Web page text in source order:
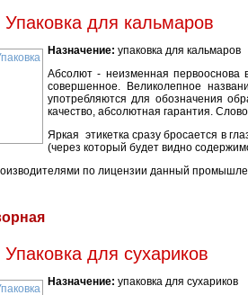
для кальмаров
Назначение: упаковка для кальмаров
Абсолют - неизменная первооснова
совершенное. Великолепное
употребляются для обозначения
качество, абсолютная гарантия.
Яркая этикетка сразу бросается в
(через который будет видно
по лицензии данный
для сухариков
Назначение: упаковка для сухариков